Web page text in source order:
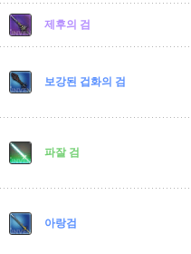
제후의 검
보강된 겁화의 검
파잘 검
아랑검